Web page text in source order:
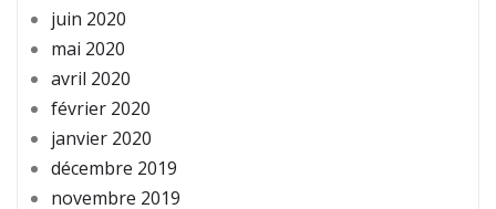
juin 2020
mai 2020
avril 2020
février 2020
janvier 2020
décembre 2019
novembre 2019